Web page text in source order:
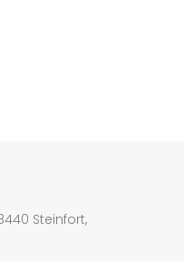
Steinfort,